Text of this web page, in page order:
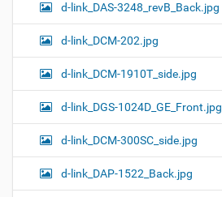
d-link_DAS-3248_revB_Back.jpg
d-link_DCM-202.jpg
d-link_DCM-1910T_side.jpg
d-link_DGS-1024D_GE_Front.jpg
d-link_DCM-300SC_side.jpg
d-link_DAP-1522_Back.jpg